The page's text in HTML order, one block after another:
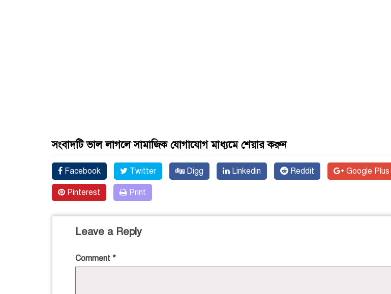
সংবাদটি ভাল লাগলে সামাজিক যোগাযোগ মাধ্যমে শেয়ার করুন
Facebook Twitter Digg Linkedin Reddit Google Plus
Pinterest Print
Leave a Reply
Comment *